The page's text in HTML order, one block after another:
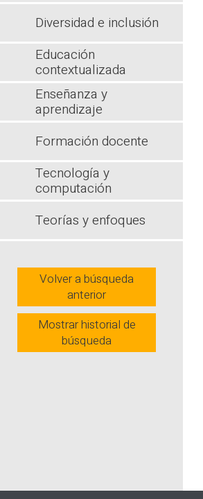
Diversidad e inclusión
Educación
contextualizada
Enseñanza y
aprendizaje
Formación docente
Tecnología y
computación
Teorías y enfoques
Volver a búsqueda
anterior
Mostrar historial de
búsqueda